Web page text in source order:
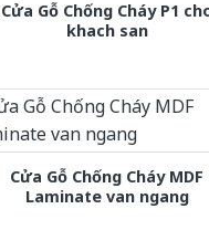
Cửa Gỗ Chống Cháy P1
khach san
Cửa Gỗ Chống Cháy MDF
Laminate van ngang